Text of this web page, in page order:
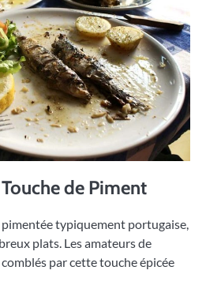
de Piment
typiquement portugaise,
plats. Les amateurs de
par cette touche épicée